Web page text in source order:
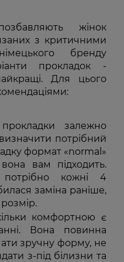
жінок
з критичними
бренду
прокладок -
Для цього
залежно
потрібний
формат «normal»
вона вам підходить.
потрібно кожні 4
заміна раніше,
комфортною є
Вона повинна
зручну форму, не
з-під білизни та